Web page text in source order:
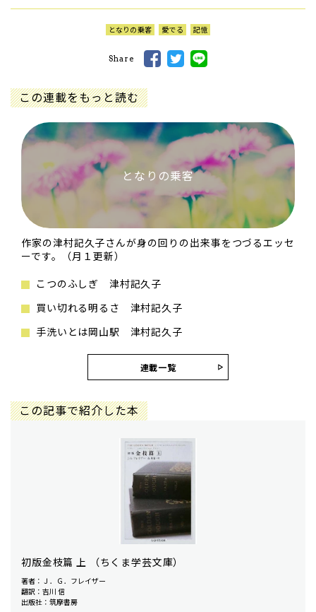
となりの乗客 愛でる 記憶
Share
この連載をもっと読む
となりの乗客
作家の津村記久子さんが身の回りの出来事をつづるエッセ
ーです。（月１更新）
こつのふしぎ 津村記久子
買い切れる明るさ 津村記久子
手洗いとは岡山駅 津村記久子
連載一覧
この記事で紹介した本
初版金枝篇 上 （ちくま学芸文庫）
著者：Ｊ．Ｇ．フレイザー
翻訳：吉川 信
出版社：筑摩書房